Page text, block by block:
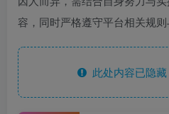
容，同时严格遵守平台相关规
此处内容已隐藏